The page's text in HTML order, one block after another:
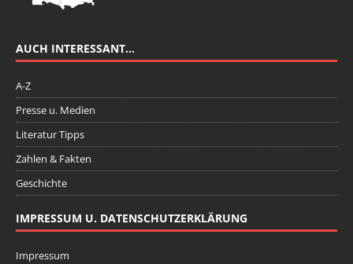
AUCH INTERESSANT…
A-Z
Presse u. Medien
Literatur Tipps
Zahlen & Fakten
Geschichte
IMPRESSUM U. DATENSCHUTZERKLÄRUNG
Impressum